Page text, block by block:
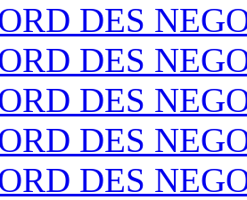
DES
DES
DES
DES
DES